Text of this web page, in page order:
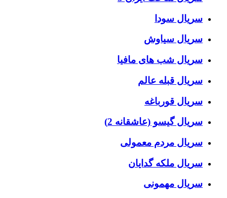
سریال سودا
سریال سیاوش
سریال شب های مافیا
سریال قبله عالم
سریال قورباغه
سریال گیسو (عاشقانه 2)
سریال مردم معمولی
سریال ملکه گدایان
سریال مهمونی